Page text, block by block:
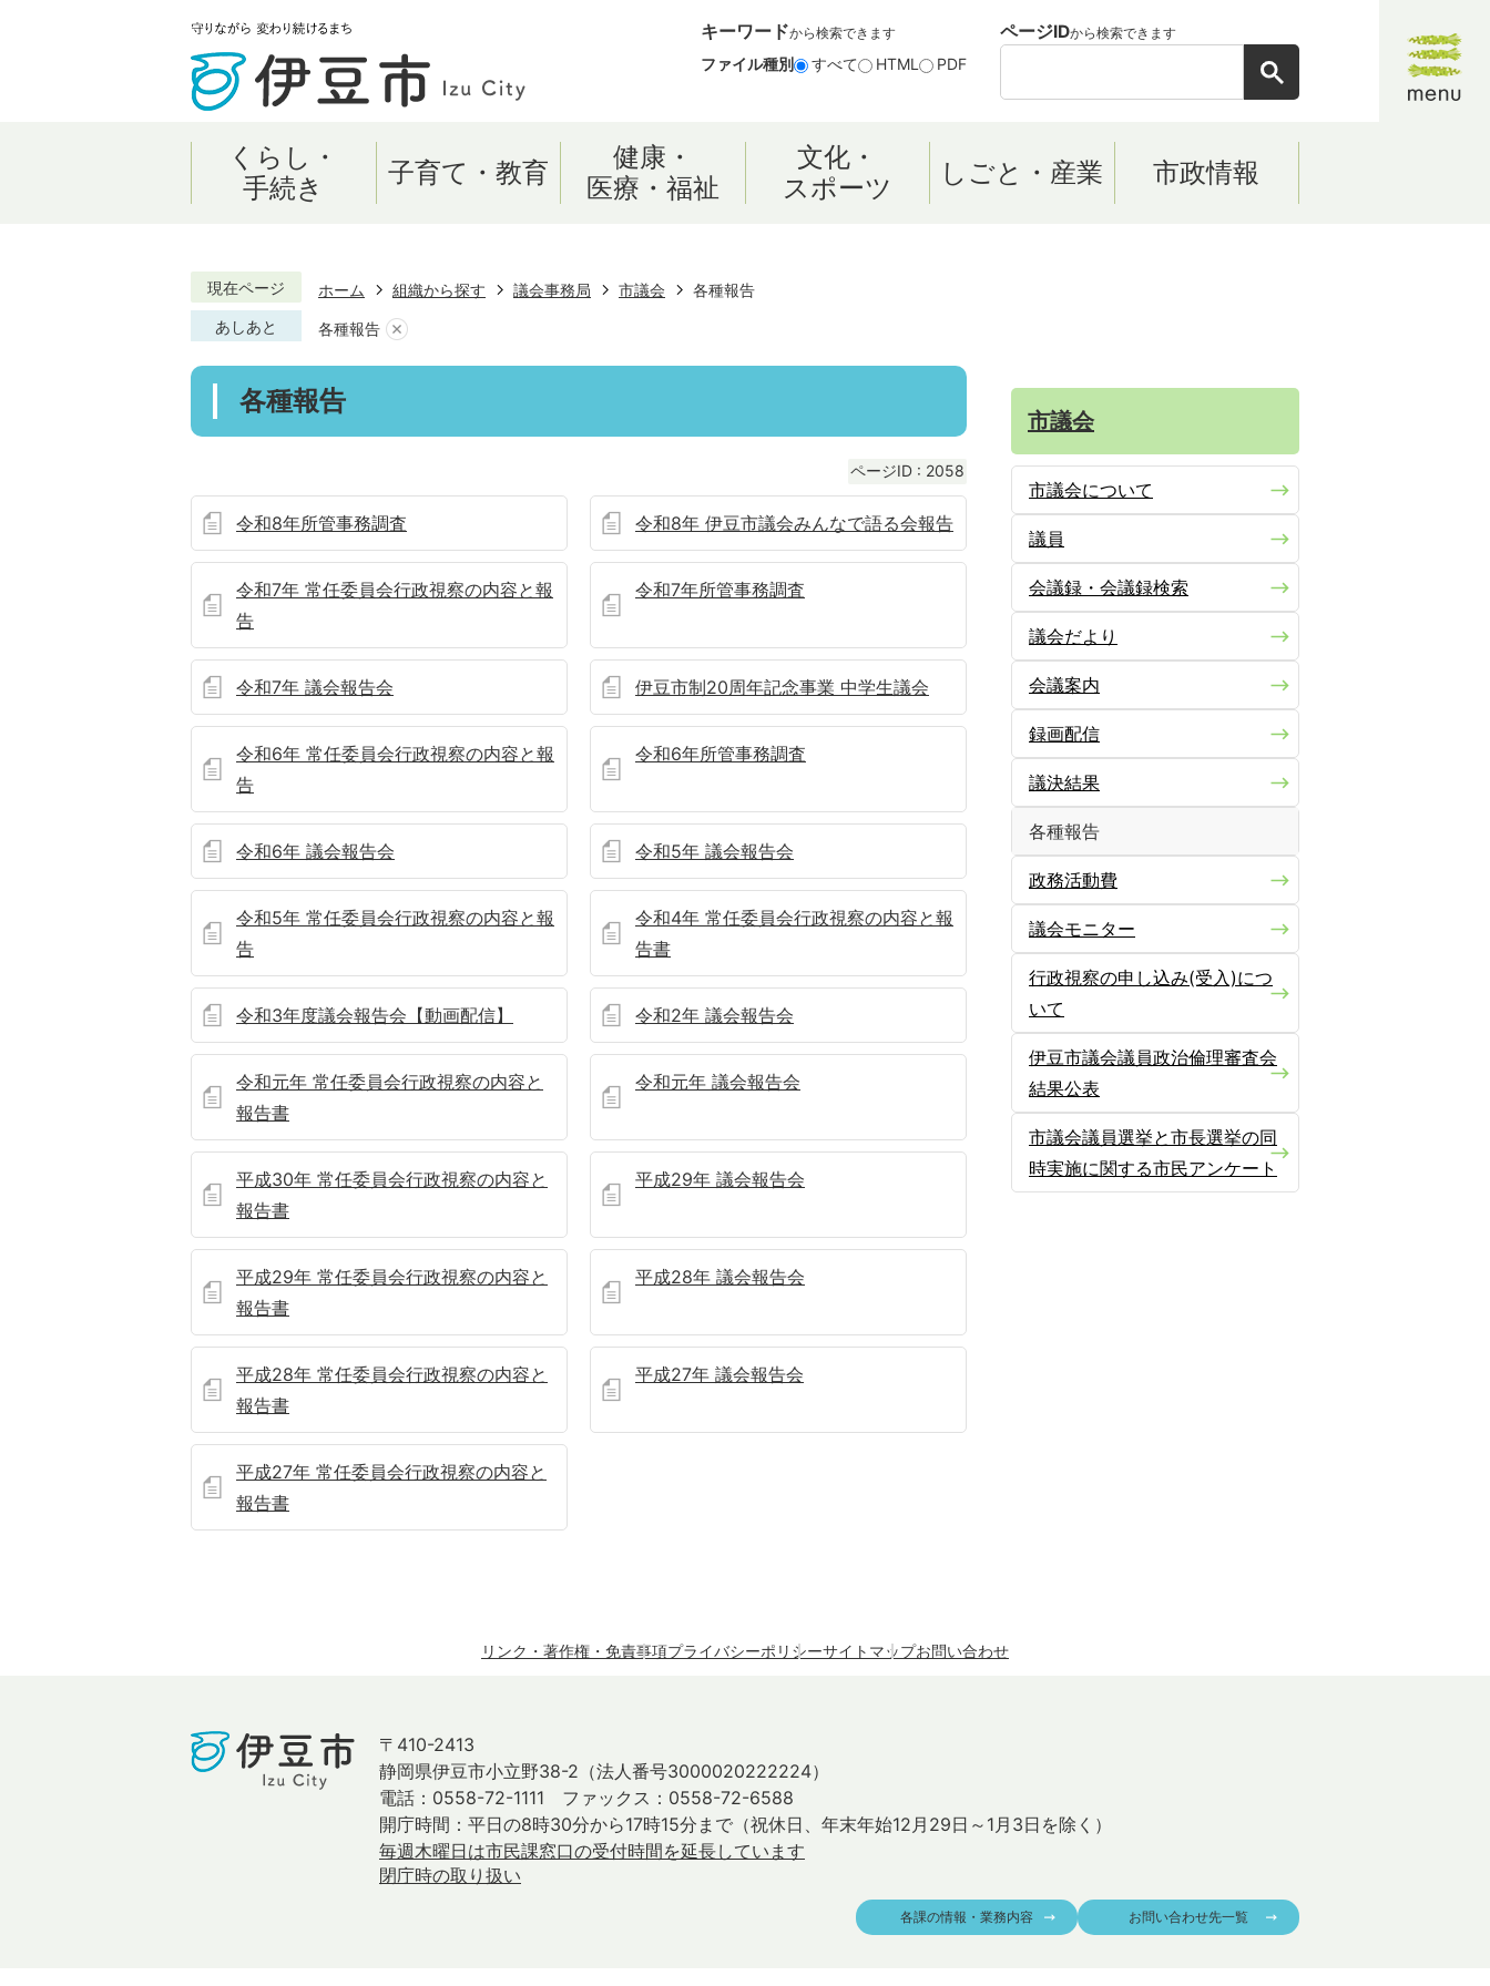
キーワードから検索できます
ファイル種別 すべて HTML PDF
ページIDから検索できます
くらし・
手続き
子育て・教育
健康・
医療・福祉
文化・
スポーツ
しごと・産業 市政情報
現在ページ ホーム 組織から探す 議会事務局 市議会
各種報告
あしあと
各種報告
各種報告
ページID : 2058
令和8年所管事務調査 令和8年 伊豆市議会みんなで語る会報告
令和7年 常任委員会行政視察の内容と報
告
令和7年所管事務調査
令和7年 議会報告会 伊豆市制20周年記念事業 中学生議会
令和6年 常任委員会行政視察の内容と報
告
令和6年所管事務調査
令和6年 議会報告会 令和5年 議会報告会
令和5年 常任委員会行政視察の内容と報
告
令和4年 常任委員会行政視察の内容と報
告書
令和3年度議会報告会【動画配信】 令和2年 議会報告会
令和元年 常任委員会行政視察の内容と
報告書
令和元年 議会報告会
平成30年 常任委員会行政視察の内容と
報告書
平成29年 議会報告会
平成29年 常任委員会行政視察の内容と
報告書
平成28年 議会報告会
平成28年 常任委員会行政視察の内容と
報告書
平成27年 議会報告会
平成27年 常任委員会行政視察の内容と
報告書
市議会
市議会について
議員
会議録・会議録検索
議会だより
会議案内
録画配信
議決結果
各種報告
政務活動費
議会モニター
行政視察の申し込み(受入)につ
いて
伊豆市議会議員政治倫理審査会
結果公表
市議会議員選挙と市長選挙の同
時実施に関する市民アンケート
リンク・著作権・免責事項プライバシーポリシーサイトマップお問い合わせ
〒410-2413
静岡県伊豆市小立野38-2 （法人番号3000020222224）
電話：0558-72-1111 ファックス：0558-72-6588
開庁時間：平日の8時30分から17時15分まで （祝休日、年末年始12月29日～1月3日を除く）
毎週木曜日は市民課窓口の受付時間を延長しています
閉庁時の取り扱い
各課の情報・業務内容 お問い合わせ先一覧